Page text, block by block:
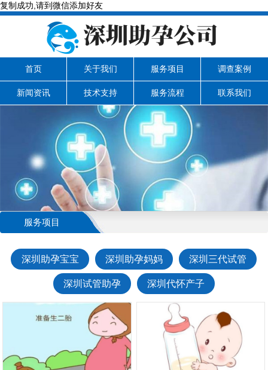
复制成功,请到微信添加好友
首页 关于我们 服务项目 调查案例
新闻资讯 技术支持 服务流程 联系我们
服务项目
深圳助孕宝宝 深圳助孕妈妈 深圳三代试管
深圳试管助孕 深圳代怀产子